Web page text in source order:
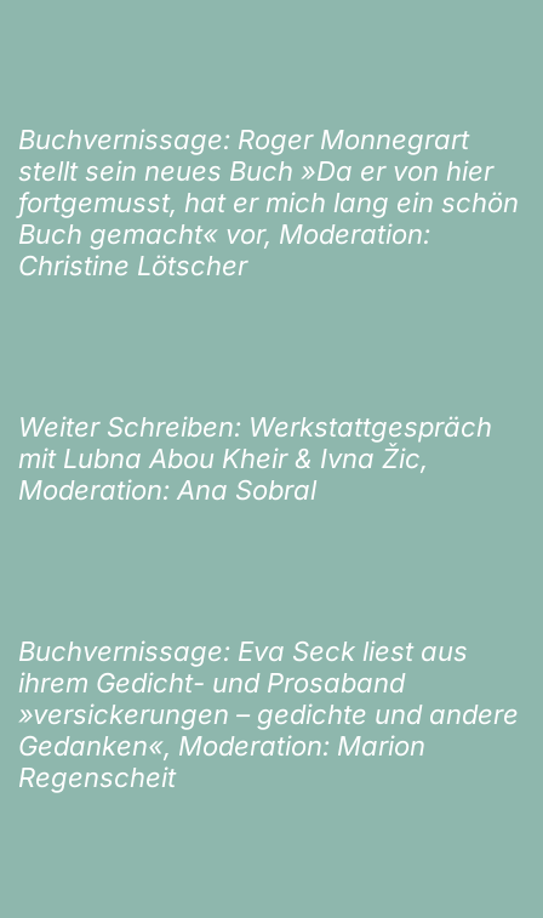
Buchvernissage: Roger Monnegrart
stellt sein neues Buch »Da er von hier
fortgemusst, hat er mich lang ein schön
Buch gemacht« vor, Moderation:
Christine Lötscher
Weiter Schreiben: Werkstattgespräch
mit Lubna Abou Kheir & Ivna Žic,
Moderation: Ana Sobral
Buchvernissage: Eva Seck liest aus
ihrem Gedicht- und Prosaband
»versickerungen – gedichte und andere
Gedanken«, Moderation: Marion
Regenscheit